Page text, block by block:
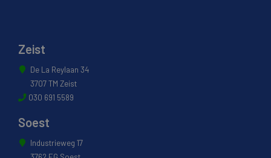
Zeist
De La Reylaan 34
3707 TM Zeist
030 691 5589
Soest
Industrieweg 17